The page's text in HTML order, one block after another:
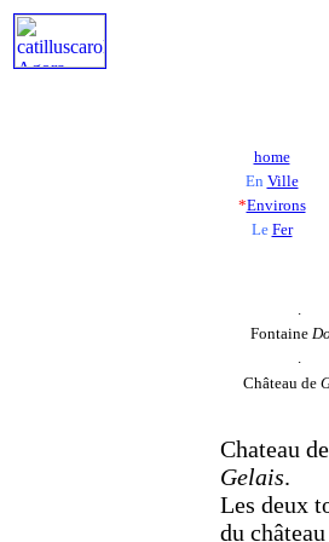
home
En Ville
*Environs
Le Fer
.
Fontaine
.
Château de
Chateau de
Gelais.
Les deux
du